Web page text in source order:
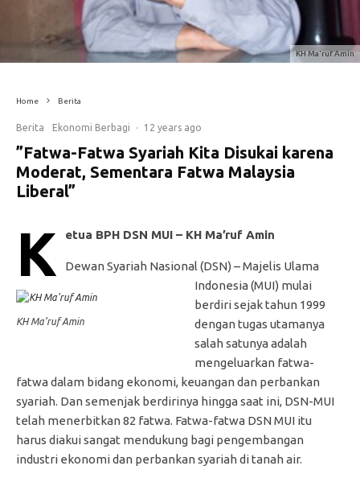
KH Ma'ruf Amin
Home Berita
Berita Ekonomi Berbagi · 12 years ago
”Fatwa-Fatwa Syariah Kita Disukai karena
Moderat, Sementara Fatwa Malaysia
Liberal”
K etua BPH DSN MUI – KH Ma’ruf Amin
KH Ma’ruf Amin
Dewan Syariah Nasional (DSN) – Majelis Ulama
Indonesia (MUI) mulai
berdiri sejak tahun 1999
dengan tugas utamanya
salah satunya adalah
mengeluarkan fatwa-
fatwa dalam bidang ekonomi, keuangan dan perbankan
syariah. Dan semenjak berdirinya hingga saat ini, DSN-MUI
telah menerbitkan 82 fatwa. Fatwa-fatwa DSN MUI itu
harus diakui sangat mendukung bagi pengembangan
industri ekonomi dan perbankan syariah di tanah air.